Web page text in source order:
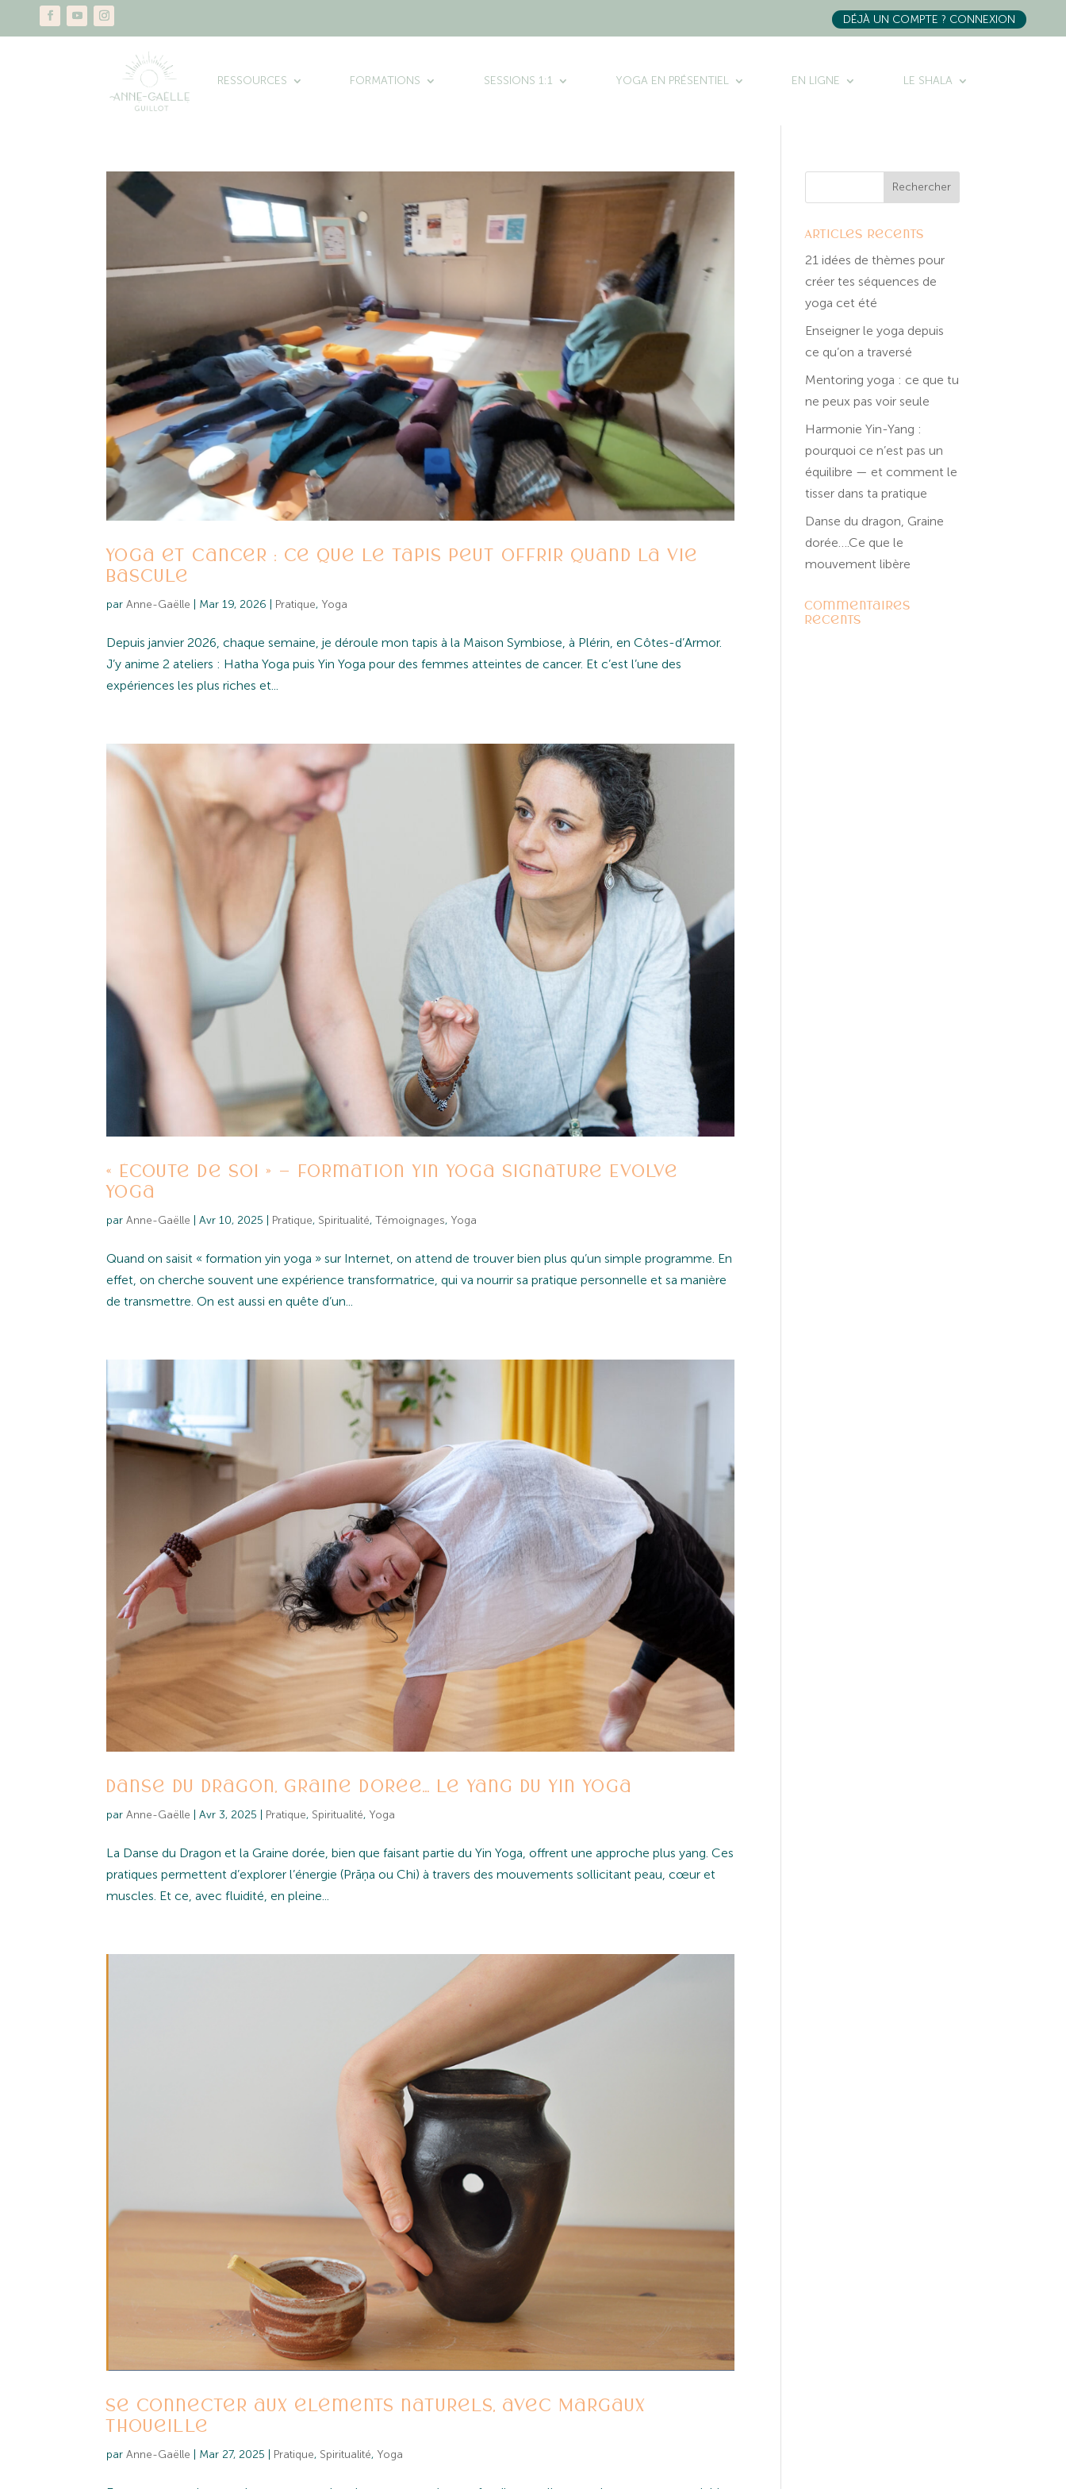
DÉJÀ UN COMPTE ? CONNEXION
RESSOURCES FORMATIONS SESSIONS 1:1 YOGA EN PRÉSENTIEL EN LIGNE LE SHALA
Yoga et cancer : ce que le tapis peut offrir quand la vie
bascule
parAnne-Gaëlle Mar 19, 2026 Pratique, Yoga
Depuis janvier 2026, chaque semaine, je déroule mon tapis à la Maison Symbiose, à Plérin, en Côtes-d’Armor.
J’y anime 2 ateliers : Hatha Yoga puis Yin Yoga pour des femmes atteintes de cancer. Et c’est l’une des
expériences les plus riches et...
« Écoute de soi » – Formation Yin Yoga signature Evolve
Yoga
parAnne-Gaëlle |Avr 10, 2025 Pratique, Spiritualité,Témoignages, Yoga
Quand on saisit « formation yin yoga » sur Internet, on attend de trouver bien plus qu’un simple programme. En
effet, on cherche souvent une expérience transformatrice, qui va nourrir sa pratique personnelle et sa manière
de transmettre. On est aussi en quête d’un...
Danse du Dragon, Graine dorée… le yang du Yin Yoga
parAnne-Gaëlle |Avr 3, 2025 Pratique, Spiritualité, Yoga
La Danse du Dragon et la Graine dorée, bien que faisant partie du Yin Yoga, offrent une approche plus yang. Ces
pratiques permettent d’explorer l’énergie (Prāņa ou Chi) à travers des mouvements sollicitant peau, cœur et
muscles. Et ce, avec fluidité, en pleine...
Se connecter aux éléments naturels, avec Margaux
Thoueille
parAnne-Gaëlle Mar 27, 2025 Pratique, Spiritualité, Yoga
Articles récents
21 idées de thèmes pour
créer tes séquences de
yoga cet été
Enseigner le yoga depuis
ce qu’on a traversé
Mentoring yoga : ce que tu
ne peux pas voir seule
Harmonie Yin-Yang :
pourquoi ce n’est pas un
équilibre — et comment le
tisser dans ta pratique
Danse du dragon, Graine
dorée….Ce que le
mouvement libère
Commentaires
récents